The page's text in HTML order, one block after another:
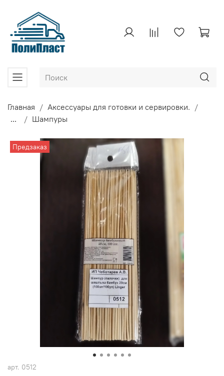
Главная
Аксессуары для готовки и сервировки.
...
Шампуры
Предзаказ
арт. 0512